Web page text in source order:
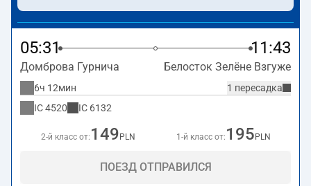
05:31 11:43
Домброва Гурнича Белосток Зелёне Взгуже
1 пересадка
6ч 12мин
IC4520 IC 6132
2-й класс от: 149 PLN 1-й класс от: 195 PLN
ПОЕЗД ОТПРАВИЛСЯ